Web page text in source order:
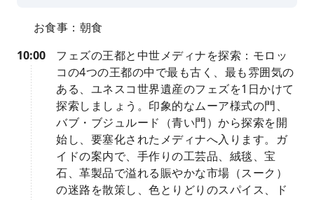
お食事：朝食
10:00
フェズの王都と中世メディナを探索：モロッ
コの4つの王都の中で最も古く、最も雰囲気の
ある、ユネスコ世界遺産のフェズを1日かけて
探索しましょう。印象的なムーア様式の門、
バブ・ブジュルード（青い門）から探索を開
始し、要塞化されたメディナへ入ります。ガ
イドの案内で、手作りの工芸品、絨毯、宝
石、革製品で溢れる賑やかな市場（スーク）
の迷路を散策し、色とりどりのスパイス、ド